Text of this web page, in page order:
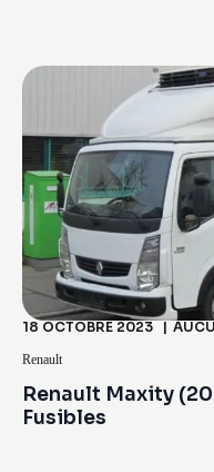
Renault Maxity
Fusibles
18 OCTOBRE 2023
Renault